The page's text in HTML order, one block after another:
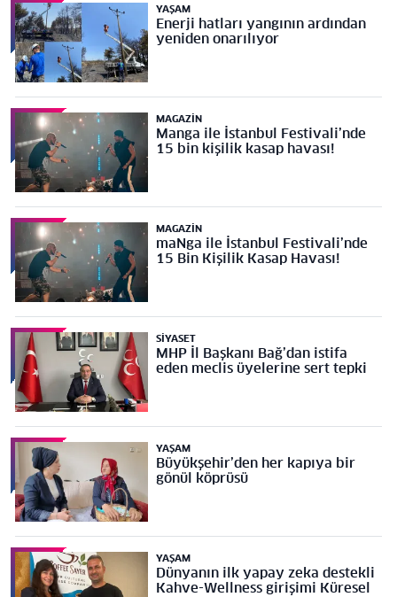
YAŞAM
Enerji hatları yangının ardından
yeniden onarılıyor
MAGAZIN
Manga ile İstanbul Festivali’nde
15 bin kişilik kasap havası!
MAGAZIN
maNga ile İstanbul Festivali’nde
15 Bin Kişilik Kasap Havası!
SIYASET
MHP İl Başkanı Bağ’dan istifa
eden meclis üyelerine sert tepki
YAŞAM
Büyükşehir’den her kapıya bir
gönül köprüsü
YAŞAM
Dünyanın ilk yapay zeka destekli
Kahve-Wellness girişimi Küresel